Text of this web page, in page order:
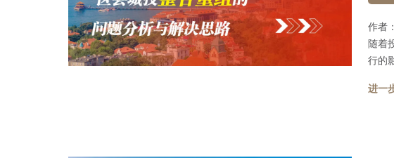
作者
随着
行的
进一